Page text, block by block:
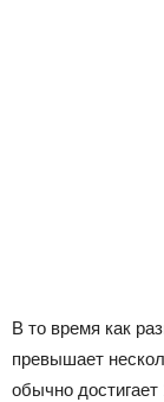
В то время как
превышает
обычно